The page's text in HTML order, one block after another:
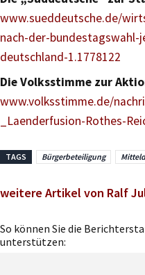
www.sueddeutsche.de/
nach-der-
deutschland-1.1778122
Die Volksstimme zur
www.volksstimme.de/
_Laenderfusion-Rothes-
TAGS Bürgerbeteiligung
weitere Artikel von Ralf
So können Sie die
unterstützen: